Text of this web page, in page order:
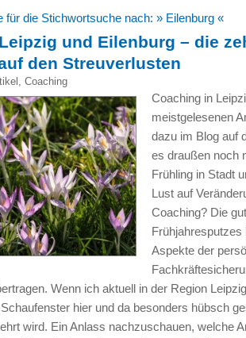
für die Stichwortsuche nach: » Eilenburg «
und Eilenburg – die
den Streuverlusten
, Coaching
Coaching in
meistgelesenen
dazu im Blog auf
es draußen noch
Frühling in Stadt
Lust auf
Coaching? Die
Aspekte der
Wenn ich aktuell in der Region
hier und da besonders hübsch
wird. Ein Anlass nachzuschauen, welche